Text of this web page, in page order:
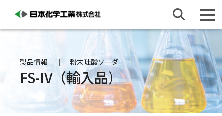
製品情報 粉末珪酸ソーダ
FS-IV（輸入品）